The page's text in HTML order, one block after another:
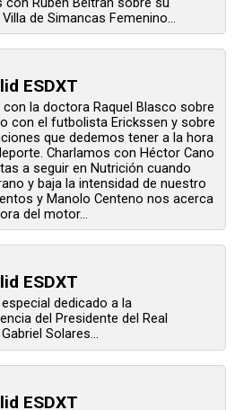
de Simancas Femenino...
ESDXT
la doctora Raquel Blasco sobre
con el futbolista Erickssen y sobre
que dedemos tener a la hora
Charlamos con Héctor Cano
a seguir en Nutrición cuando
y baja la intensidad de nuestro
y Manolo Centeno nos acerca
del motor...
ESDXT
dedicado a la
del Presidente del Real
Solares...
ESDXT